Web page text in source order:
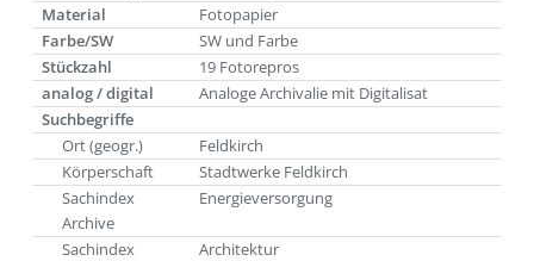
Material
Fotopapier
Farbe/SW
SW und Farbe
Stückzahl
19 Fotorepros
analog / digital
Analoge Archivalie mit Digitalisat
Suchbegriffe
Ort (geogr.)
Feldkirch
Körperschaft
Stadtwerke Feldkirch
Sachindex
Archive
Energieversorgung
Sachindex
Architektur